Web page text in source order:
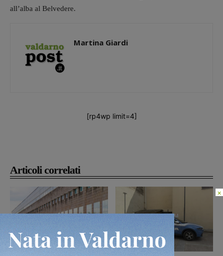
Articoli correlati
all’alba al Belvedere.
Martina Giardi
[rp4wp limit=4]
×